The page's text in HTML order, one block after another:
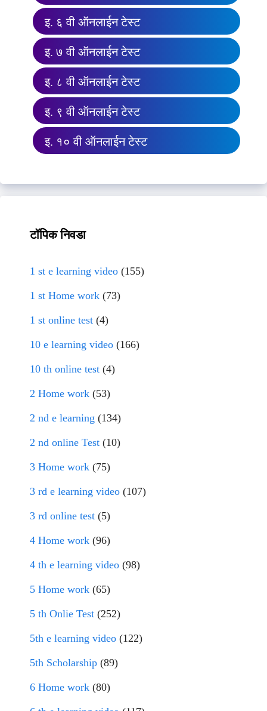
इ. ६ वी ऑनलाईन टेस्ट
इ. ७ वी ऑनलाईन टेस्ट
इ. ८ वी ऑनलाईन टेस्ट
इ. ९ वी ऑनलाईन टेस्ट
इ. १० वी ऑनलाईन टेस्ट
टॉपिक निवडा
1 st e learning video (155)
1 st Home work (73)
1 st online test (4)
10 e learning video (166)
10 th online test (4)
2 Home work (53)
2 nd e learning (134)
2 nd online Test (10)
3 Home work (75)
3 rd e learning video (107)
3 rd online test (5)
4 Home work (96)
4 th e learning video (98)
5 Home work (65)
5 th Onlie Test (252)
5th e learning video (122)
5th Scholarship (89)
6 Home work (80)